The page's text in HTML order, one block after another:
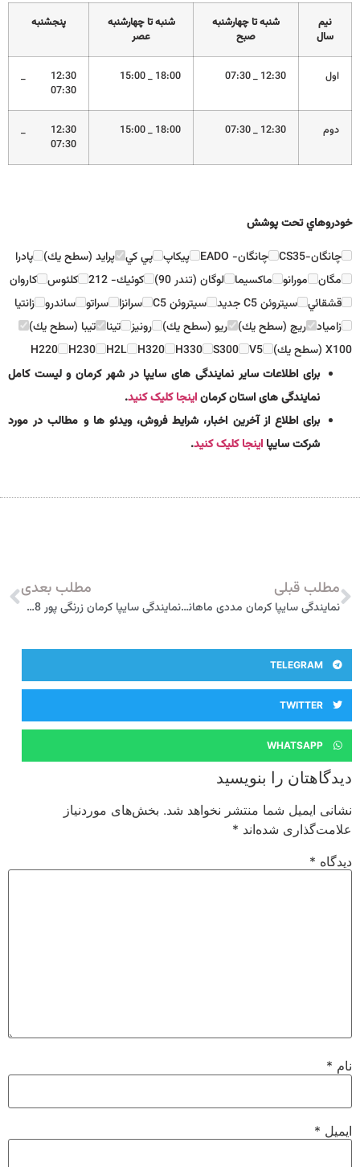
نيم
سال
شنبه تا چهارشنبه
صبح
شنبه تا چهارشنبه
عصر
پنجشنبه
اول 12:30 _ 07:30
18:00 _ 15:00
12:30 _
07:30
دوم 12:30 _ 07:30
18:00 _ 15:00
12:30 _
07:30
خودروهاي تحت پوشش
چانگان-CS35
چانگان- EADO پيكاپ پي كي پرايد (سطح يك) پادرا
مگان مورانو ماكسيما لوگان (تندر 90) كوئيك- 212 كلئوس كاروان
قشقائي سيتروئن C5 جديد سيتروئن C5 سرانزا سراتو ساندرو زانتيا
زامياد
ريچ (سطح يك) ريو (سطح يك) رونيز تينا تيبا (سطح يك)
X100 (سطح يك)
V5
S300
H330
H320
H2L
H230
H220
برای اطلاعات سایر نمایندگی های سایپا در شهر کرمان و لیست کامل
نمایندگی های استان کرماناینجا کلیک کنید.
برای اطلاع از آخرین اخبار، شرایط فروش، ویدئو ها و مطالب در مورد
شرکت سایپااینجا کلیک کنید.
مطلب قبلی
نمایندگی سایپا کرمان مددی ماهانی 5109
مطلب بعدی
نمایندگی سایپا کرمان زرنگی پور 5118
TELEGRAM
TWITTER
WHATSAPP
دیدگاهتان را بنویسید
نشانی ایمیل شما منتشر نخواهد شد. بخش‌های موردنیاز
علامت‌گذاری شده‌اند*
دیدگاه*
نام*
ایمیل*